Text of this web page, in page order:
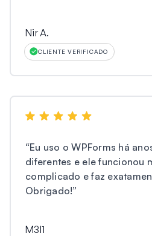
Nir A.
CLIENTE VERIFICADO
“Eu uso o WPForms há
diferentes e ele funcionou
complicado e faz
Obrigado!”
M3l1